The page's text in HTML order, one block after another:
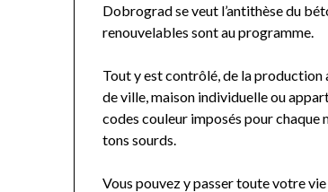
Dobrograd se veut l’antithèse du
renouvelables sont au programme.
Tout y est contrôlé, de la
de ville, maison individuelle ou
codes couleur imposés pour
tons sourds.
Vous pouvez y passer toute votre